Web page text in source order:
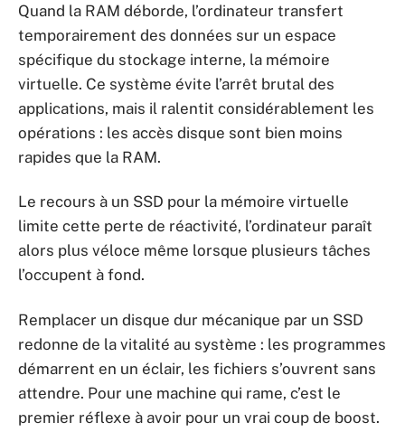
Quand la RAM déborde, l’ordinateur transfert
temporairement des données sur un espace
spécifique du stockage interne, la mémoire
virtuelle. Ce système évite l’arrêt brutal des
applications, mais il ralentit considérablement les
opérations : les accès disque sont bien moins
rapides que la RAM.
Le recours à un SSD pour la mémoire virtuelle
limite cette perte de réactivité, l’ordinateur paraît
alors plus véloce même lorsque plusieurs tâches
l’occupent à fond.
Remplacer un disque dur mécanique par un SSD
redonne de la vitalité au système : les programmes
démarrent en un éclair, les fichiers s’ouvrent sans
attendre. Pour une machine qui rame, c’est le
premier réflexe à avoir pour un vrai coup de boost.